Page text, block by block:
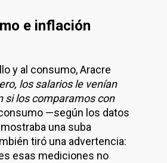
e inflación
y al consumo, Aracre
los salarios le venían
si los comparamos con
—según los datos
una suba
tiró una advertencia:
esas mediciones no